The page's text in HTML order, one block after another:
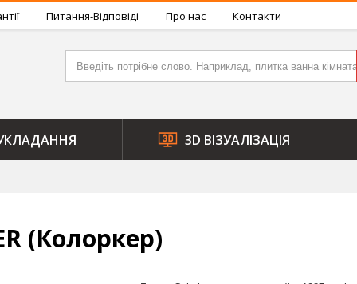
Питання-Відповіді Про нас Контакти
3D ВІЗУАЛІЗАЦІЯ
(Колоркер)